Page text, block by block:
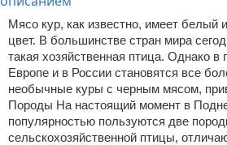
Мясо кур, как известно, имеет белый
цвет. В большинстве стран мира
такая хозяйственная птица. Однако в
Европе и в России становятся все
необычные куры с черным мясом,
Породы На настоящий момент в
популярностью пользуются две
сельскохозяйственной птицы,